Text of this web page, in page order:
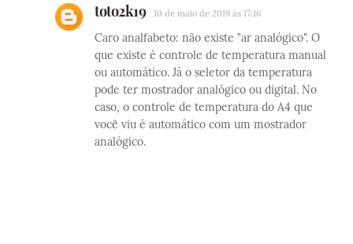
toto2k19 10 de maio de 2019 às 17:16
Caro analfabeto: não existe "ar analógico". O
que existe é controle de temperatura manual
ou automático. Já o seletor da temperatura
pode ter mostrador analógico ou digital. No
caso, o controle de temperatura do A4 que
você viu é automático com um mostrador
analógico.